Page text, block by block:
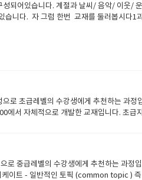
되어있습니다. 계절과 날씨/ 음악/ 이웃
니다. 자 그럼 한번 교재를 둘러봅시다1
망하구요궁금한점은 언제나 문의주시
초급레벨의 수강생에게 추천하는 과정
서 자체적으로 개발한 교재입니다. 초급
수 있음● 주제와 관련된 영어표현, 어휘
발음해주기● 주제와 관련된 표현이 언
로) 숙제) ● 오늘 배운 내용을 스스로 연
중급레벨의 수강생에게 추천하는 과정
트 - 일반적인 토픽 (common topic ) 즉